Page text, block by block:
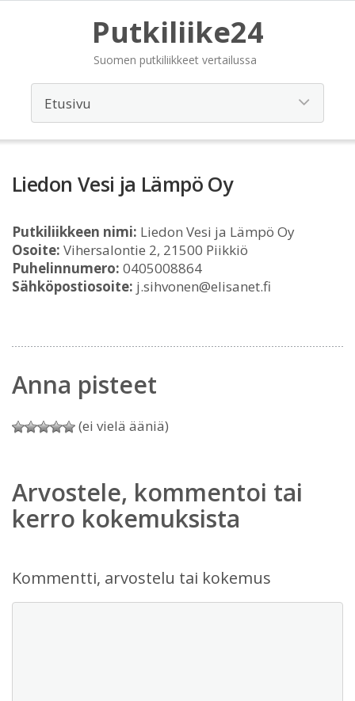
Putkiliike24
Suomen putkiliikkeet vertailussa
Liedon Vesi ja Lämpö Oy
Putkiliikkeen nimi: Liedon Vesi ja Lämpö Oy
Osoite: Vihersalontie 2, 21500 Piikkiö
Puhelinnumero: 0405008864
Sähköpostiosoite: j.sihvonen@elisanet.fi
Anna pisteet
(ei vielä ääniä)
Arvostele, kommentoi tai
kerro kokemuksista
Kommentti, arvostelu tai kokemus